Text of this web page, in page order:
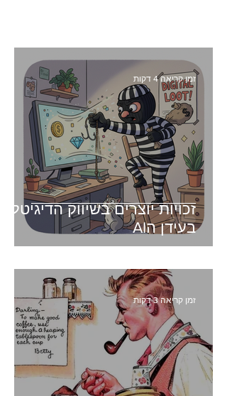
זכויות יוצרים בשיווק הדיגיטלי
בעידן הAI
זמן קריאה 4 דקות
זמן קריאה 3 דקות